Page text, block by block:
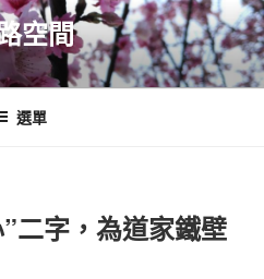
空間
選單
二字，為道家鐵壁